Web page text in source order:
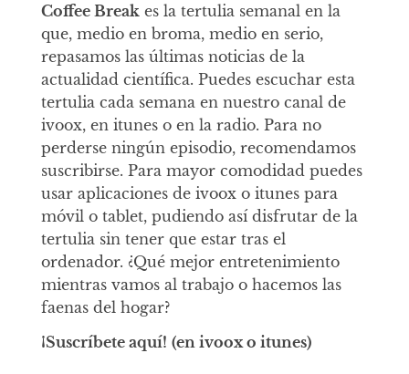
Coffee Breakes la tertulia semanal en la
que, medio en broma, medio en serio,
repasamos las últimas noticias de la
actualidad científica. Puedes escuchar esta
tertulia cada semana en nuestro canal de
ivoox, en itunes o en la radio. Para no
perderse ningún episodio, recomendamos
suscribirse. Para mayor comodidad puedes
usar aplicaciones de ivoox o itunes para
móvil o tablet, pudiendo así disfrutar de la
tertulia sin tener que estar tras el
ordenador. ¿Qué mejor entretenimiento
mientras vamos al trabajo o hacemos las
faenas del hogar?
¡Suscríbete aquí! (en ivoox o itunes)